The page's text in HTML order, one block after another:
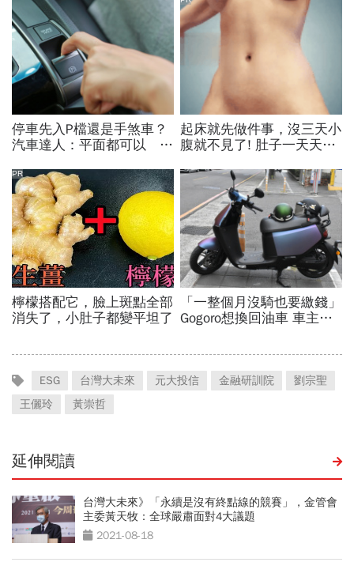
ESG 台灣大未來 元大投信 金融研訓院
劉宗聖
王儷玲
黃崇哲
延伸閱讀
台灣大未來》「永續是沒有終點線的競賽」，金管會
主委黃天牧：全球嚴肅面對4大議題
2021-08-18